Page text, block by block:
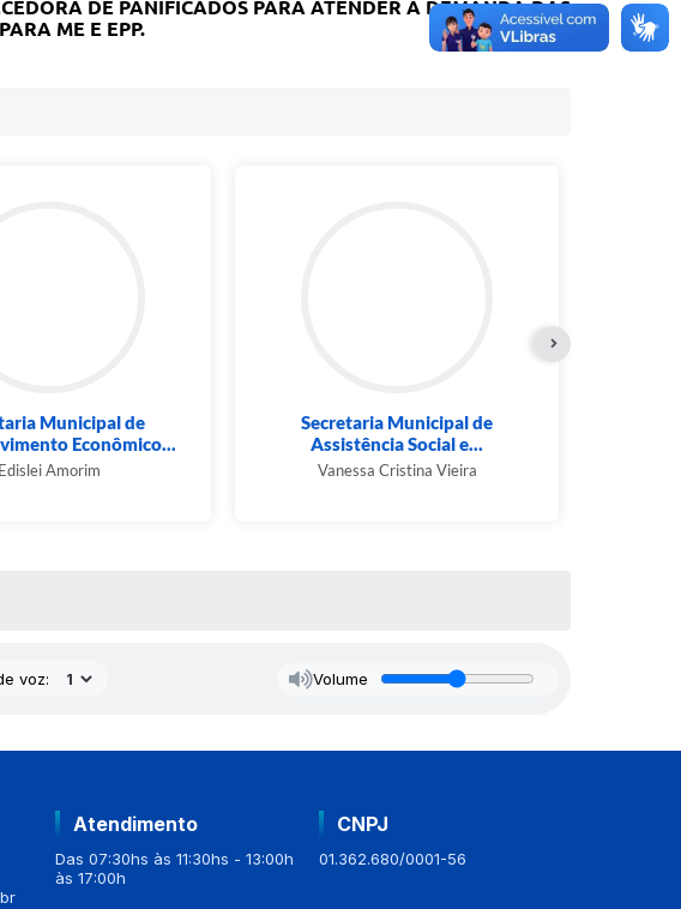
DE PANIFICADOS PARA ATENDER A DEMANDA DAS
ME E EPP.
Municipal de
Econômico...
Edislei Amorim
Secretaria Municipal de
Assistência Social e...
Vanessa Cristina Vieira
voz: Volume
Atendimento
Das 07:30hs às 11:30hs - 13:00h
às 17:00h
CNPJ
01.362.680/0001-56